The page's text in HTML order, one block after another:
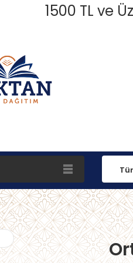
1500 TL ve